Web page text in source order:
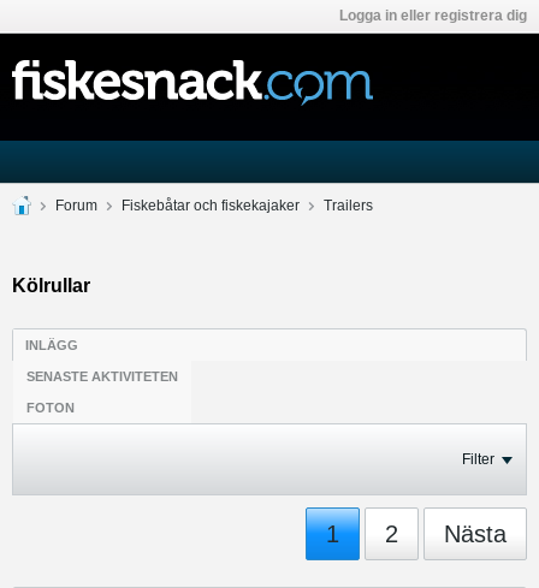
Logga in eller registrera dig
Forum Fiskebåtar och fiskekajaker Trailers
Kölrullar
INLÄGG
SENASTE AKTIVITETEN
FOTON
Filter
1 2 Nästa